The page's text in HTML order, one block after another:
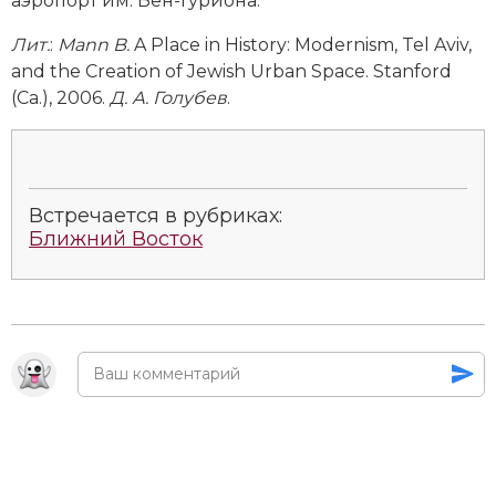
Лит.: Mann B. A Place in History: Modernism, Tel Aviv,
and the Creation of Jewish Urban Space. Stanford
(Ca.), 2006. Д. А. Голубев.
Встречается в рубриках:
Ближний Восток